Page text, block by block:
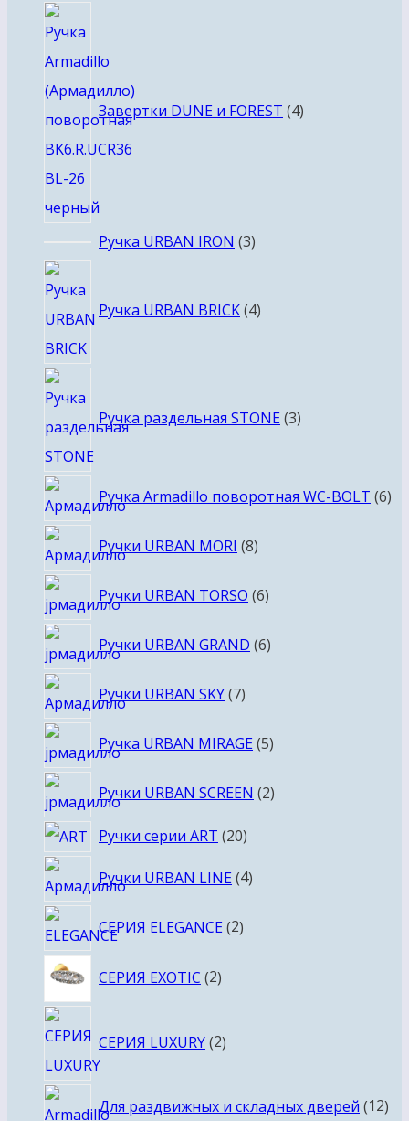
Завертки DUNE и FOREST 4
Ручка URBAN IRON 33
Ручка URBAN BRICK 4товара
Ручка раздельная STONE 3товара
Ручка Armadillo поворотная WC-BOLT 66
Ручки URBAN MORI 88
Ручки URBAN TORSO 66
Ручки URBAN GRAND 66
Ручки URBAN SKY 77
Ручка URBAN MIRAGE 55
Ручки URBAN SCREEN 22
Ручки серии ART 2020
Ручки URBAN LINE 44
СЕРИЯ ELEGANCE 22
СЕРИЯ EXOTIC 22
СЕРИЯ LUXURY 2товара
Для раздвижных и складных дверей 1212